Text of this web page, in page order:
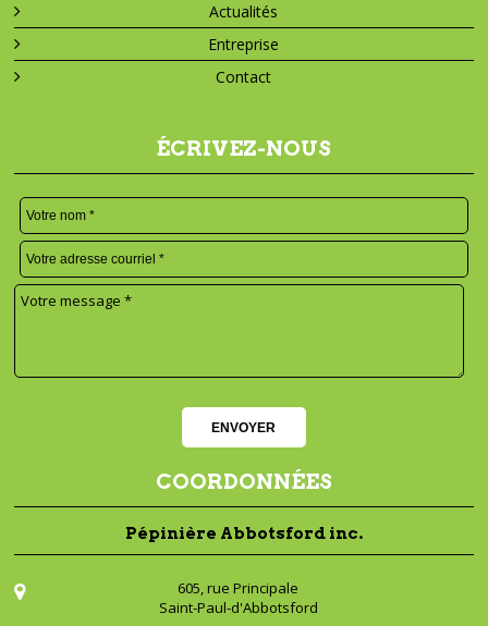
Actualités
Entreprise
Contact
ÉCRIVEZ-NOUS
COORDONNÉES
Pépinière Abbotsford inc.
605, rue Principale
Saint-Paul-d'Abbotsford